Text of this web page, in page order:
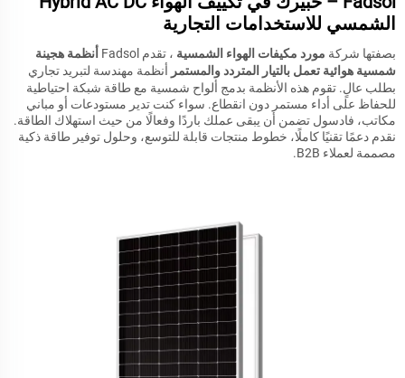
الشمسي للاستخدامات التجارية
بصفتها شركةمورد مكيفات الهواء الشمسية، تقدم Fadsol
أنظمة هجينة
شمسية هوائية تعمل بالتيار المتردد والمستمر أنظمة مهندسة لتبريد تجاري
بطلب عالٍ. تقوم هذه الأنظمة بدمج ألواح شمسية مع طاقة شبكة احتياطية
للحفاظ على أداء مستمر دون انقطاع. سواء كنت تدير مستودعات أو مباني
مكاتب، فادسول تضمن أن يبقى عملك باردًا وفعالًا من حيث استهلاك الطاقة.
نقدم دعمًا تقنيًا كاملًا، خطوط منتجات قابلة للتوسع، وحلول توفير طاقة ذكية
مصممة لعملاء B2B.